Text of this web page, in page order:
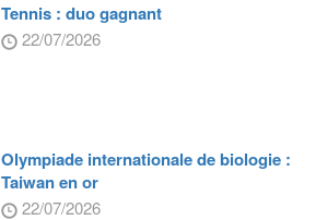
Tennis : duo gagnant
22/07/2026
Olympiade internationale de biologie :
Taiwan en or
22/07/2026